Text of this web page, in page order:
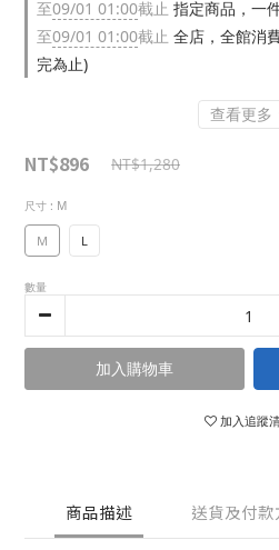
至09/01 01:00截止 指定商品，一
至09/01 01:00截止 全店，全館消
完為止)
查看更多
NT$896 NT$1,280
尺寸 : M
M L
數量
加入購物車
加入追蹤
商品描述 送貨及付款